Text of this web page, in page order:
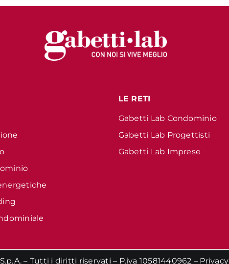
LE RETI
Gabetti Lab Condominio
Gabetti Lab Progettisti
Gabetti Lab Imprese
– Tutti i diritti riservati – P.iva 10581440962 – Privacy